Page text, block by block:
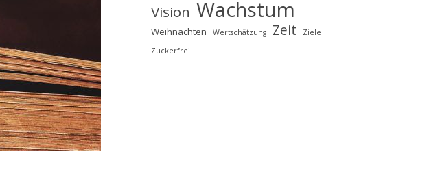
Vision Wachstum
Weihnachten Wertschätzung Zeit
Ziele
Zuckerfrei